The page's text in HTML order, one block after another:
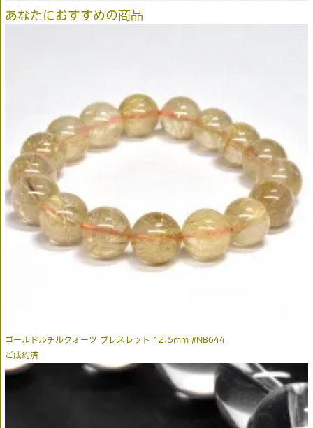
あなたにおすすめの商品
ゴールドルチルクォーツ ブレスレット 12.5mm #NB644
ご成約済